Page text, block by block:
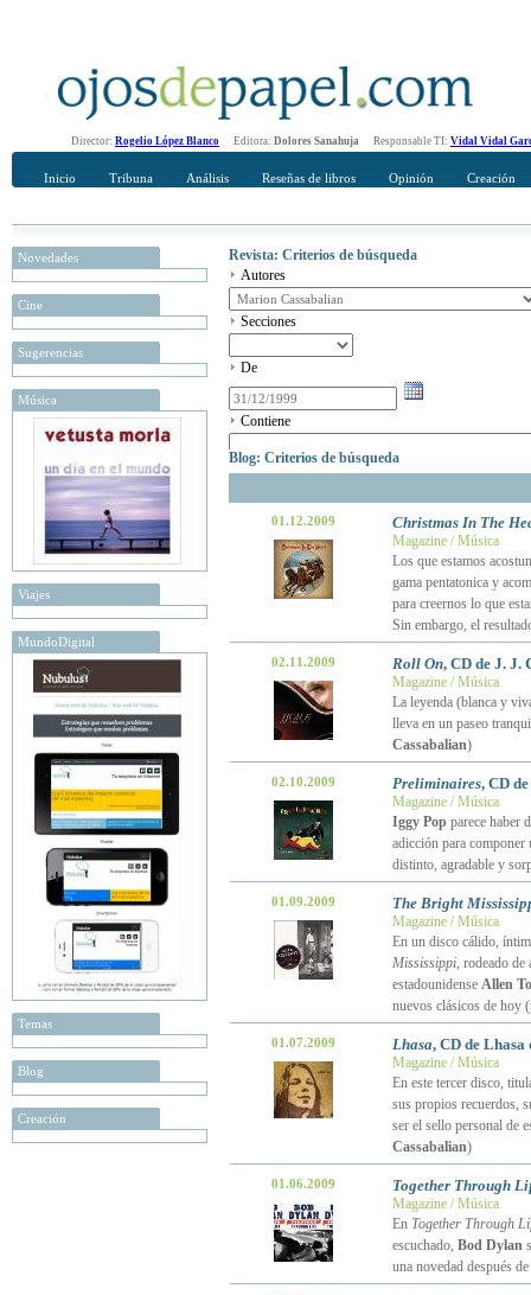
Director: Rogelio López Blanco Editora: Dolores Sanahuja Responsable TI: Vidal Vidal
Inicio Tribuna Análisis Reseñas de libros Opinión Creación
Novedades
Cine
Sugerencias
Música
Viajes
MundoDigital
Temas
Blog
Creación
Revista: Criterios de búsqueda
Autores
Secciones
De
Contiene
Blog: Criterios de búsqueda
01.12.2009 Christmas In The
Magazine / Música
Los que estamos
gama pentatonica y
para creernos lo que
Sin embargo, el
02.11.2009 Roll On, CD de J. J.
Magazine / Música
La leyenda (blanca y
lleva en un paseo
Cassabalian)
02.10.2009 Preliminaires, CD
Magazine / Música
Iggy Pop parece haber
adicción para
distinto, agradable y
01.09.2009 The Bright
Magazine / Música
En un disco cálido,
Mississippi, rodeado de
estadounidense Allen
nuevos clásicos de hoy
01.07.2009 Lhasa, CD de Lhasa
Magazine / Música
En este tercer disco,
sus propios recuerdos,
ser el sello personal de
Cassabalian)
01.06.2009 Together Through
Magazine / Música
En Together Through
escuchado, Bod Dylan
una novedad después